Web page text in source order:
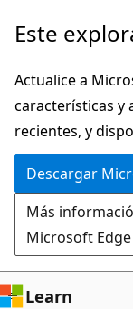
Ir
contenido
principal
Este
Actualice a
características y
recientes, y
Descargar
Más
Microsoft Edge
Learn